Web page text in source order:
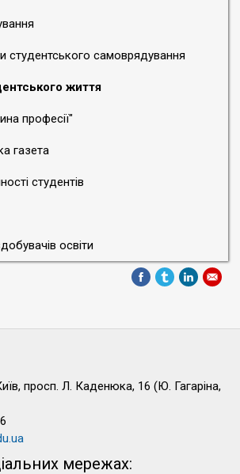
студентського самоврядування
життя
професії"
газета
студентів
освіти
просп. Л. Каденюка, 16 (Ю. Гагаріна,
мережах: